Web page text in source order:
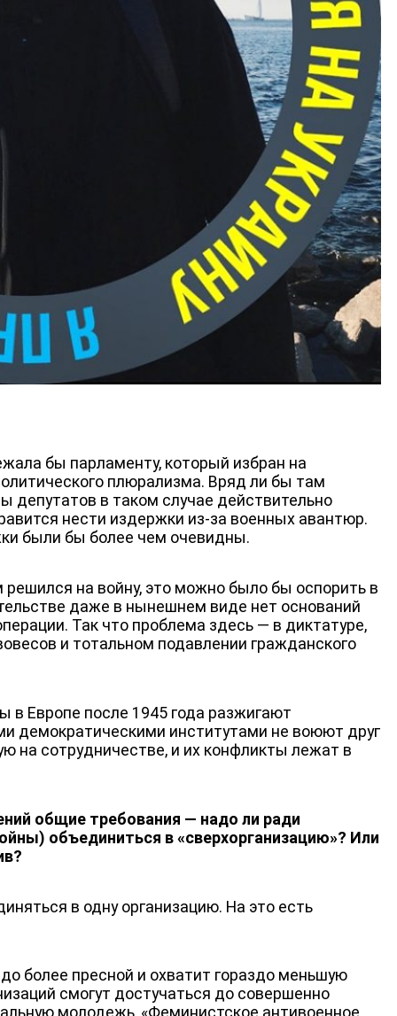
НОВОСТИ
бы парламенту, который избран на
плюрализма. Вряд ли бы там
депутатов в таком случае действительно
нести издержки из-за военных авантюр.
были бы более чем очевидны.
на войну, это можно было бы оспорить в
даже в нынешнем виде нет оснований
Так что проблема здесь — в диктатуре,
и тотальном подавлении гражданского
в Европе после 1945 года разжигают
демократическими институтами не воюют друг
на сотрудничестве, и их конфликты лежат в
общие требования — надо ли ради
объединиться в «сверхорганизацию»? Или
в одну организацию. На это есть
более пресной и охватит гораздо меньшую
смогут достучаться до совершенно